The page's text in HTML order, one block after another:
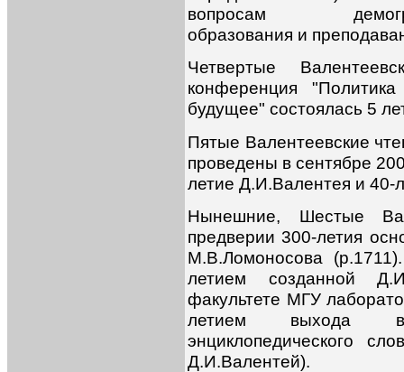
вопросам
образования и
Четвертые
конференция
будущее" состоялась 5
Пятые Валентеевские
проведены в сентябре
летие Д.И.Валентея и 40-
Нынешние, Шестые
предверии 300-летия
М.В.Ломоносова
летием созданной
факультете МГУ
летием выхода в
энциклопедического
Д.И.Валентей).